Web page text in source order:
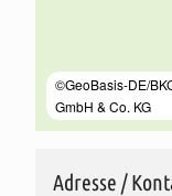
Wir sind ein
Ökolandbau aus
Adresse /